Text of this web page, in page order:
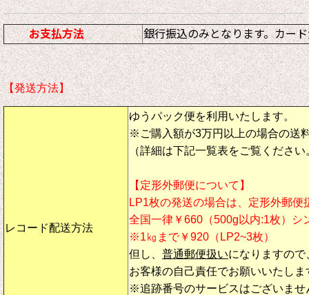
お支払方法 銀行振込のみとなります。カー
【発送方法】
レコード配送方法
ゆうパック便を利用いたします。
※ご購入額が3万円以上の場合の送
（詳細は下記一覧表をご覧ください
【定形外郵便について】
LP1枚の発送の場合は、定形外郵便
全国一律￥660（500g以内:1枚）シ
※1㎏まで￥920（LP2~3枚）
但し、 普通郵便扱いになりますの
お客様の自己責任でお願いいたしま
※追跡番号のサービスはございませ